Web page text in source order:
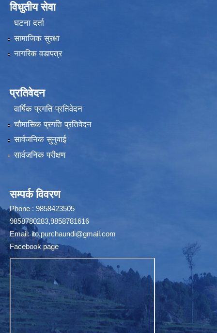
विधुतीय सेवा
घटना दर्ता
सामाजिक सुरक्षा
नागरिक वडापत्र
प्रतिवेदन
वार्षिक प्रगति प्रतिवेदन
चौमासिक प्रगति प्रतिवेदन
सार्वजनिक सुनुवाई
सार्वजनिक परीक्षण
सम्पर्क विवरण
Phone : 9858423505
9858780283,9858781616
Email:ito.purchaundi@gmail.com
Facebook page